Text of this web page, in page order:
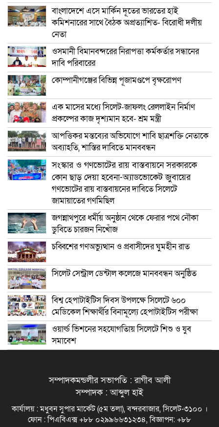
বাংলাদেশে এসে মার্কিন দূতের ভারতের হাই
কমিশনারের সাথে বৈঠক অপ্রত্যাশিত- বিরোধী দলীয়
নেতা
ওসমানী বিমানবন্দরের নিরাপত্তা কর্মকর্তার সন্ধানের
দাবি পরিবারের
কোম্পানীগঞ্জের বিভিন্ন পূজামণ্ডপে বৃক্ষরোপণ
এক মাসের মধ্যে সিলেট-জাফলং রেললাইন নির্মাণ
প্রকল্পের কাজ দৃশ্যমান হবে- শ্রম মন্ত্রী
আপত্তিকর মন্তব্যের অভিযোগে শাবি ছাত্রশক্তি নেতাকে
অব্যাহতি, শাস্তির দাবিতে মানববন্ধন
সংস্কার ও গণভোটের রায় বাস্তবায়নে সরকারকে
কোন ছাড় দেয়া হবেনা-অ্যাডভোকেট জুবায়ের
গণভোটের রায় বাস্তবায়নের দাবিতে সিলেটে
জামায়াতের গণমিছিল
জগন্নাথপুরে ধর্মীয় অনুষ্ঠান থেকে ফেরার পথে নৌকা
ডুবিতে চারজন নিখোঁজ
চব্বিশের গণঅভ্যুত্থান ও প্রবাসীদের ঘুমহীন রাত
সিলেট সেন্ট্রাল ডেন্টাল কলেজে মানববন্ধন অনুষ্ঠিত
বিশ্ব হেপাটাইটিস দিবস উপলক্ষে সিলেটে ৬০০
মেডিকেল শিক্ষার্থীর বিনামূল্যে হেপাটাইটিস পরীক্ষা
ওয়ার্ল্ড ভিশনের সহযোগতিায় সিলেটে শিশু ও যুব
সমাবেশ
সম্পাদকমন্ডলীর সভাপতি : রাগীব আলী
সম্পাদক : আব্দুল হাই
কার্যালয় : মধুবন সুপার মার্কেট (৫ম তলা), বন্দরবাজার, সিলেট-৩১০০ ।
ফোন : পিএবিএক্স +৮৮ ০২৯৯৬৬৩১২৩৪, বিজ্ঞাপন: +৮৮